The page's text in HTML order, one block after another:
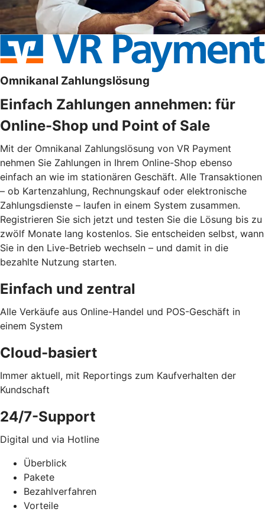
Omnikanal Zahlungslösung
Einfach Zahlungen annehmen: für
Online-Shop und Point of Sale
Mit der Omnikanal Zahlungslösung von VR Payment
nehmen Sie Zahlungen in Ihrem Online-Shop ebenso
einfach an wie im stationären Geschäft. Alle Transaktionen
– ob Kartenzahlung, Rechnungskauf oder elektronische
Zahlungsdienste – laufen in einem System zusammen.
Registrieren Sie sich jetzt und testen Sie die Lösung bis zu
zwölf Monate lang kostenlos. Sie entscheiden selbst, wann
Sie in den Live-Betrieb wechseln – und damit in die
bezahlte Nutzung starten.
Einfach und zentral
Alle Verkäufe aus Online-Handel und POS-Geschäft in
einem System
Cloud-basiert
Immer aktuell, mit Reportings zum Kaufverhalten der
Kundschaft
24/7-Support
Digital und via Hotline
Überblick
Pakete
Bezahlverfahren
Vorteile